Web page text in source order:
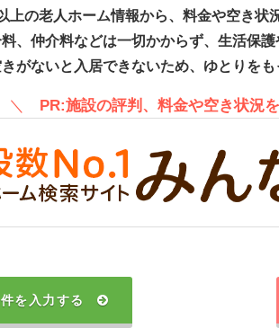
上の老人ホーム情報から、料金や空き状
、仲介料などは一切かからず、生活保
がないと入居できないため、ゆとりを
＼ PR:施設の評判、料金や空き状況
を入力する